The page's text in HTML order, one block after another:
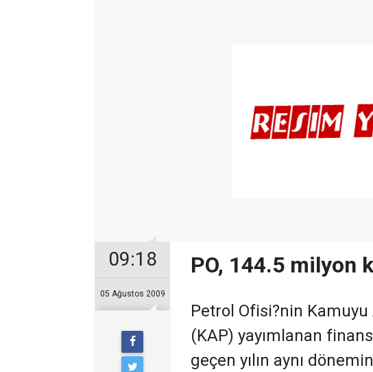
09:18
05 Ağustos 2009
PO, 144.5 milyon
Petrol Ofisi?nin
(KAP) yayımlanan
geçen yılın aynı